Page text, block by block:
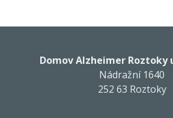
Domov Alzheimer Roztoky
Nádražní 1640
252 63 Roztoky